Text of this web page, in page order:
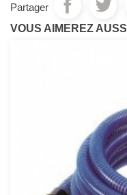
Partager
VOUS AIMEREZ AUSSI